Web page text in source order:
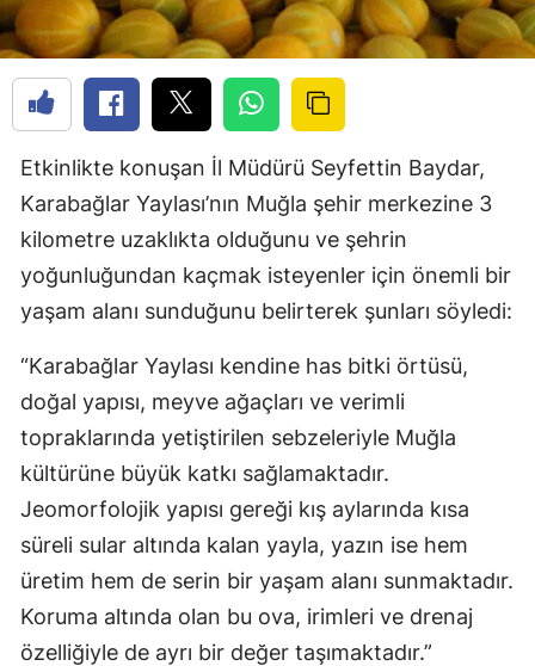
Etkinlikte konuşan İl Müdürü Seyfettin Baydar,
Karabağlar Yaylası’nın Muğla şehir merkezine 3
kilometre uzaklıkta olduğunu ve şehrin
yoğunluğundan kaçmak isteyenler için önemli bir
yaşam alanı sunduğunu belirterek şunları söyledi:
“Karabağlar Yaylası kendine has bitki örtüsü,
doğal yapısı, meyve ağaçları ve verimli
topraklarında yetiştirilen sebzeleriyle Muğla
kültürüne büyük katkı sağlamaktadır.
Jeomorfolojik yapısı gereği kış aylarında kısa
süreli sular altında kalan yayla, yazın ise hem
üretim hem de serin bir yaşam alanı sunmaktadır.
Koruma altında olan bu ova, irimleri ve drenaj
özelliğiyle de ayrı bir değer taşımaktadır.”